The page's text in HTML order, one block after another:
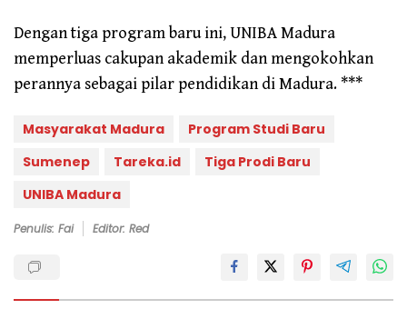
Dengan tiga program baru ini, UNIBA Madura
memperluas cakupan akademik dan mengokohkan
perannya sebagai pilar pendidikan di Madura. ***
Masyarakat Madura
Program Studi Baru
Sumenep
Tareka.id
Tiga Prodi Baru
UNIBA Madura
Penulis: Fai Editor: Red